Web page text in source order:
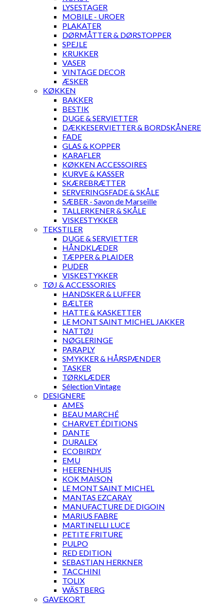
LYSESTAGER
MOBILE - UROER
PLAKATER
DØRMÅTTER & DØRSTOPPER
SPEJLE
KRUKKER
VASER
VINTAGE DECOR
ÆSKER
KØKKEN
BAKKER
BESTIK
DUGE & SERVIETTER
DÆKKESERVIETTER & BORDSKÅNERE
FADE
GLAS & KOPPER
KARAFLER
KØKKEN ACCESSOIRES
KURVE & KASSER
SKÆREBRÆTTER
SERVERINGSFADE & SKÅLE
SÆBER - Savon de Marseille
TALLERKENER & SKÅLE
VISKESTYKKER
TEKSTILER
DUGE & SERVIETTER
HÅNDKLÆDER
TÆPPER & PLAIDER
PUDER
VISKESTYKKER
TØJ & ACCESSORIES
HANDSKER & LUFFER
BÆLTER
HATTE & KASKETTER
LE MONT SAINT MICHEL JAKKER
NATTØJ
NØGLERINGE
PARAPLY
SMYKKER & HÅRSPÆNDER
TASKER
TØRKLÆDER
Sélection Vintage
DESIGNERE
AMES
BEAU MARCHÉ
CHARVET ÉDITIONS
DANTE
DURALEX
ECOBIRDY
EMU
HEERENHUIS
KOK MAISON
LE MONT SAINT MICHEL
MANTAS EZCARAY
MANUFACTURE DE DIGOIN
MARIUS FABRE
MARTINELLI LUCE
PETITE FRITURE
PULPO
RED EDITION
SEBASTIAN HERKNER
TACCHINI
TOLIX
WÄSTBERG
GAVEKORT